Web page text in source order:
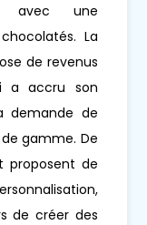
avec une
La
de revenus
a accru son
demande de
gamme. De
proposent de
de créer des